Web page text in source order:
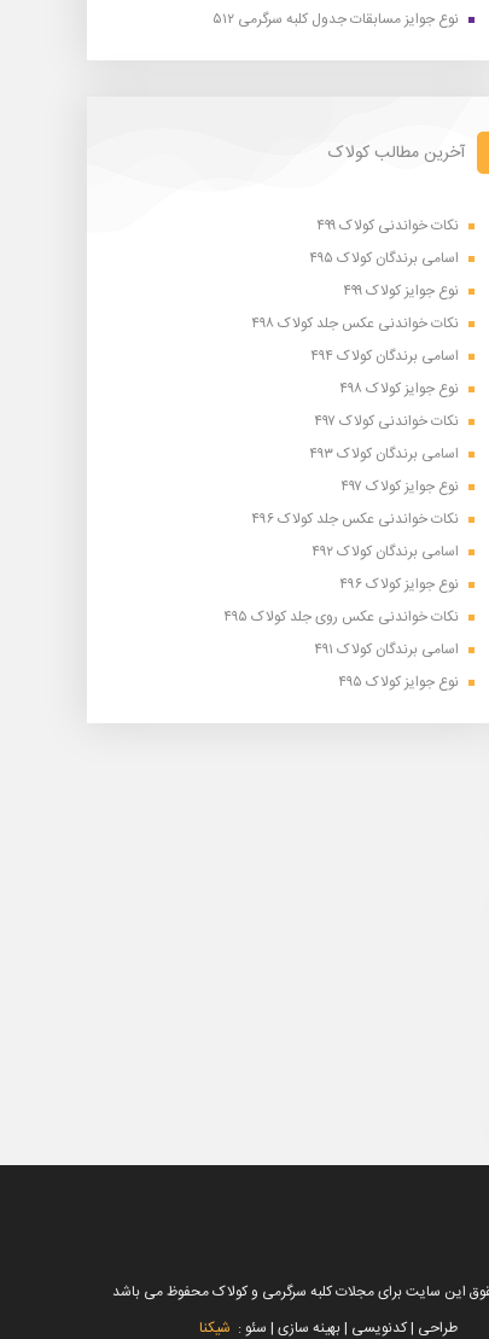
نوع جوایز مسابقات جدول کلبه سرگرمی ۵۱۲
آخرین مطالب کولاک
نکات خواندنی کولاک ۴۹۹
اسامی برندگان کولاک ۴۹۵
نوع جوایز کولاک ۴۹۹
نکات خواندنی عکس جلد کولاک ۴۹۸
اسامی برندگان کولاک ۴۹۴
نوع جوایز کولاک ۴۹۸
نکات خواندنی کولاک ۴۹۷
اسامی برندگان کولاک ۴۹۳
نوع جوایز کولاک ۴۹۷
نکات خواندنی عکس جلد کولاک ۴۹۶
اسامی برندگان کولاک ۴۹۲
نوع جوایز کولاک ۴۹۶
نکات خواندنی عکس روی جلد کولاک ۴۹۵
اسامی برندگان کولاک ۴۹۱
نوع جوایز کولاک ۴۹۵
این سایت برای مجلات کلبه سرگرمی و کولاک محفوظ می باشد
طراحی | کدنویسی | بهینه سازی | سئو : شیکنا